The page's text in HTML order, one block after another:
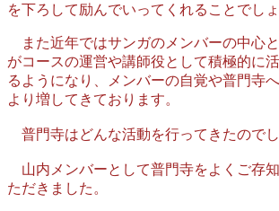
を下ろして励んでいってくれることでしょ
また近年ではサンガのメンバーの中心
がコースの運営や講師役として積極的に
るようになり、メンバーの自覚や普門寺
より増してきております。
普門寺はどんな活動を行ってきたので
山内メンバーとして普門寺をよくご存
ただきました。